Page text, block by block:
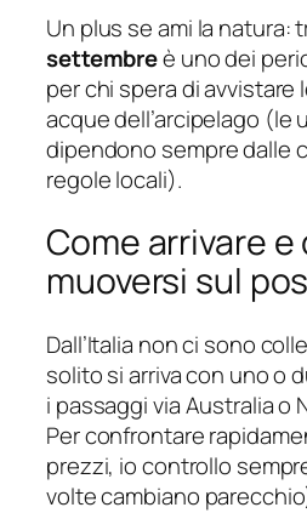
Un plus se ami la natura:
settembreè uno dei
per chi spera di
acque dell’arcipelago (le
dipendono sempre dalle
regole locali).
Come arrivare e
muoversi sul
Dall’Italia non ci sono
solito si arriva con uno o
i passaggi via Australia o
Per confrontare
prezzi, io controllo
volte cambiano